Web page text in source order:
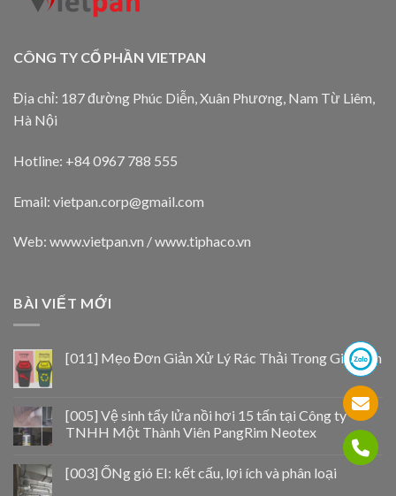
CÔNG TY CỔ PHẦN VIETPAN
Địa chỉ: 187 đường Phúc Diễn, Xuân Phương, Nam Từ Liêm,
Hà Nội
Hotline: +84 0967 788 555
Email: vietpan.corp@gmail.com
Web: www.vietpan.vn / www.tiphaco.vn
BÀI VIẾT MỚI
[011] Mẹo Đơn Giản Xử Lý Rác Thải Trong Gia Đình
[005] Vệ sinh tẩy lửa nồi hơi 15 tấn tại Công ty
TNHH Một Thành Viên PangRim Neotex
[003] ỐNg gió EI: kết cấu, lợi ích và phân loại